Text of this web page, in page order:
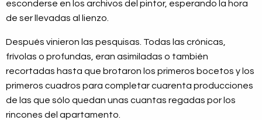
esconderse en los archivos del pintor, esperando la hora
de ser llevadas al lienzo.
Después vinieron las pesquisas. Todas las crónicas,
frívolas o profundas, eran asimiladas o también
recortadas hasta que brotaron los primeros bocetos y los
primeros cuadros para completar cuarenta producciones
de las que sólo quedan unas cuantas regadas por los
rincones del apartamento.